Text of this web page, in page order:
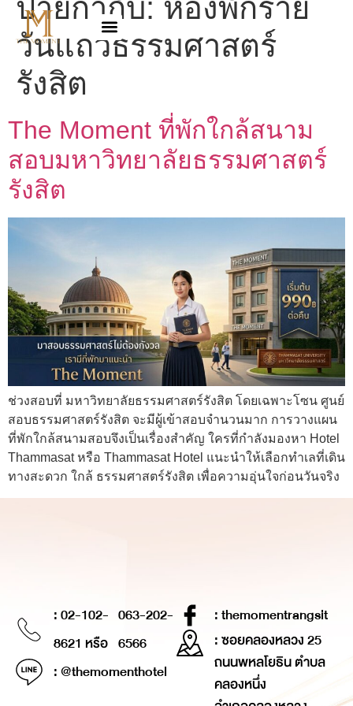
ป้ายกำกับ: ห้องพักราย
วันแถวธรรมศาสตร์
รังสิต
The Moment ที่พักใกล้สนาม
สอบมหาวิทยาลัยธรรมศาสตร์
รังสิต
ช่วงสอบที่ มหาวิทยาลัยธรรมศาสตร์รังสิต โดยเฉพาะโซน ศูนย์
สอบธรรมศาสตร์รังสิต จะมีผู้เข้าสอบจำนวนมาก การวางแผน
ที่พักใกล้สนามสอบจึงเป็นเรื่องสำคัญ ใครที่กำลังมองหา Hotel
Thammasat หรือ Thammasat Hotel แนะนำให้เลือกทำเลที่เดิน
ทางสะดวก ใกล้ ธรรมศาสตร์รังสิต เพื่อความอุ่นใจก่อนวันจริง
: 02-102-
8621 หรือ
063-202-
6566
: @themomenthotel
: themomentrangsit
: ซอยคลองหลวง 25
ถนนพหลโยธิน ตำบล
คลองหนึ่ง